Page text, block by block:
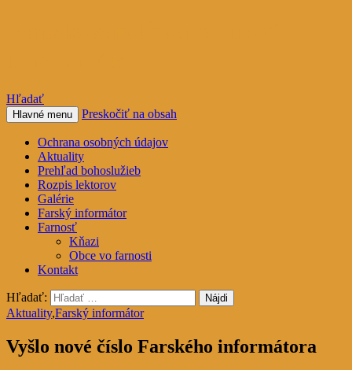
Hľadať
Hlavné menu Preskočiť na obsah
Ochrana osobných údajov
Aktuality
Prehľad bohoslužieb
Rozpis lektorov
Galérie
Farský informátor
Farnosť
Kňazi
Obce vo farnosti
Kontakt
Hľadať:
Aktuality,Farský informátor
Vyšlo nové číslo Farského informátora